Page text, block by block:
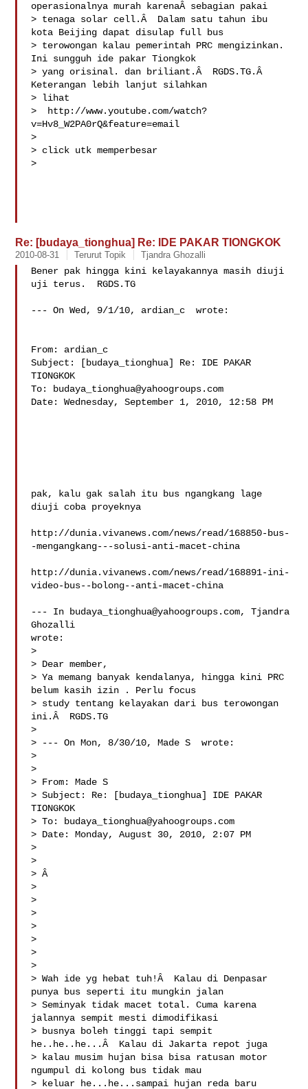
operasionalnya murah karenaÂ sebagian pakai
> tenaga solar cell.Â  Dalam satu tahun ibu
kota Beijing dapat disulap full bus
> terowongan kalau pemerintah PRC mengizinkan.
Ini sungguh ide pakar Tiongkok
> yang orisinal. dan briliant.Â  RGDS.TG.Â
Keterangan lebih lanjut silahkan
> lihat
>  http://www.youtube.com/watch?
v=Hv8_W2PA0rQ&feature=email
>
> click utk memperbesar
>
Re: [budaya_tionghua] Re: IDE PAKAR TIONGKOK
2010-08-31 Terurut Topik Tjandra Ghozalli
Bener pak hingga kini kelayakannya masih diuji
uji terus.  RGDS.TG
--- On Wed, 9/1/10, ardian_c  wrote:
From: ardian_c
Subject: [budaya_tionghua] Re: IDE PAKAR
TIONGKOK
To:
budaya_tionghua@yahoogroups.com
Date: Wednesday, September 1, 2010, 12:58 PM
pak, kalu gak salah itu bus ngangkang lage
diuji coba proyeknya
http://dunia.vivanews.com/news/read/168850-bus-
-mengangkang---solusi-anti-macet-china
http://dunia.vivanews.com/news/read/168891-ini-
video-bus--bolong--anti-macet-china
--- In budaya_tionghua@yahoogroups.com, Tjandra
Ghozalli
wrote:
>
> Dear member,
> Ya memang banyak kendalanya, hingga kini PRC
belum kasih izin . Perlu focus
> study tentang kelayakan dari bus terowongan
ini.Â  RGDS.TG
>
> --- On Mon, 8/30/10, Made S  wrote:
>
>
> From: Made S
> Subject: Re: [budaya_tionghua] IDE PAKAR
TIONGKOK
> To:
budaya_tionghua@yahoogroups.com
> Date: Monday, August 30, 2010, 2:07 PM
>
>
> Â
>
>
>
>
>
>
>
> Wah ide yg hebat tuh!Â  Kalau di Denpasar
punya bus seperti itu mungkin jalan
> Seminyak tidak macet total. Cuma karena
jalannya sempit mesti dimodifikasi
> busnya boleh tinggi tapi sempit
he..he..he...Â  Kalau di Jakarta repot juga
> kalau musim hujan bisa bisa ratusan motor
ngumpul di kolong bus tidak mau
> keluar he...he...sampai hujan reda baru